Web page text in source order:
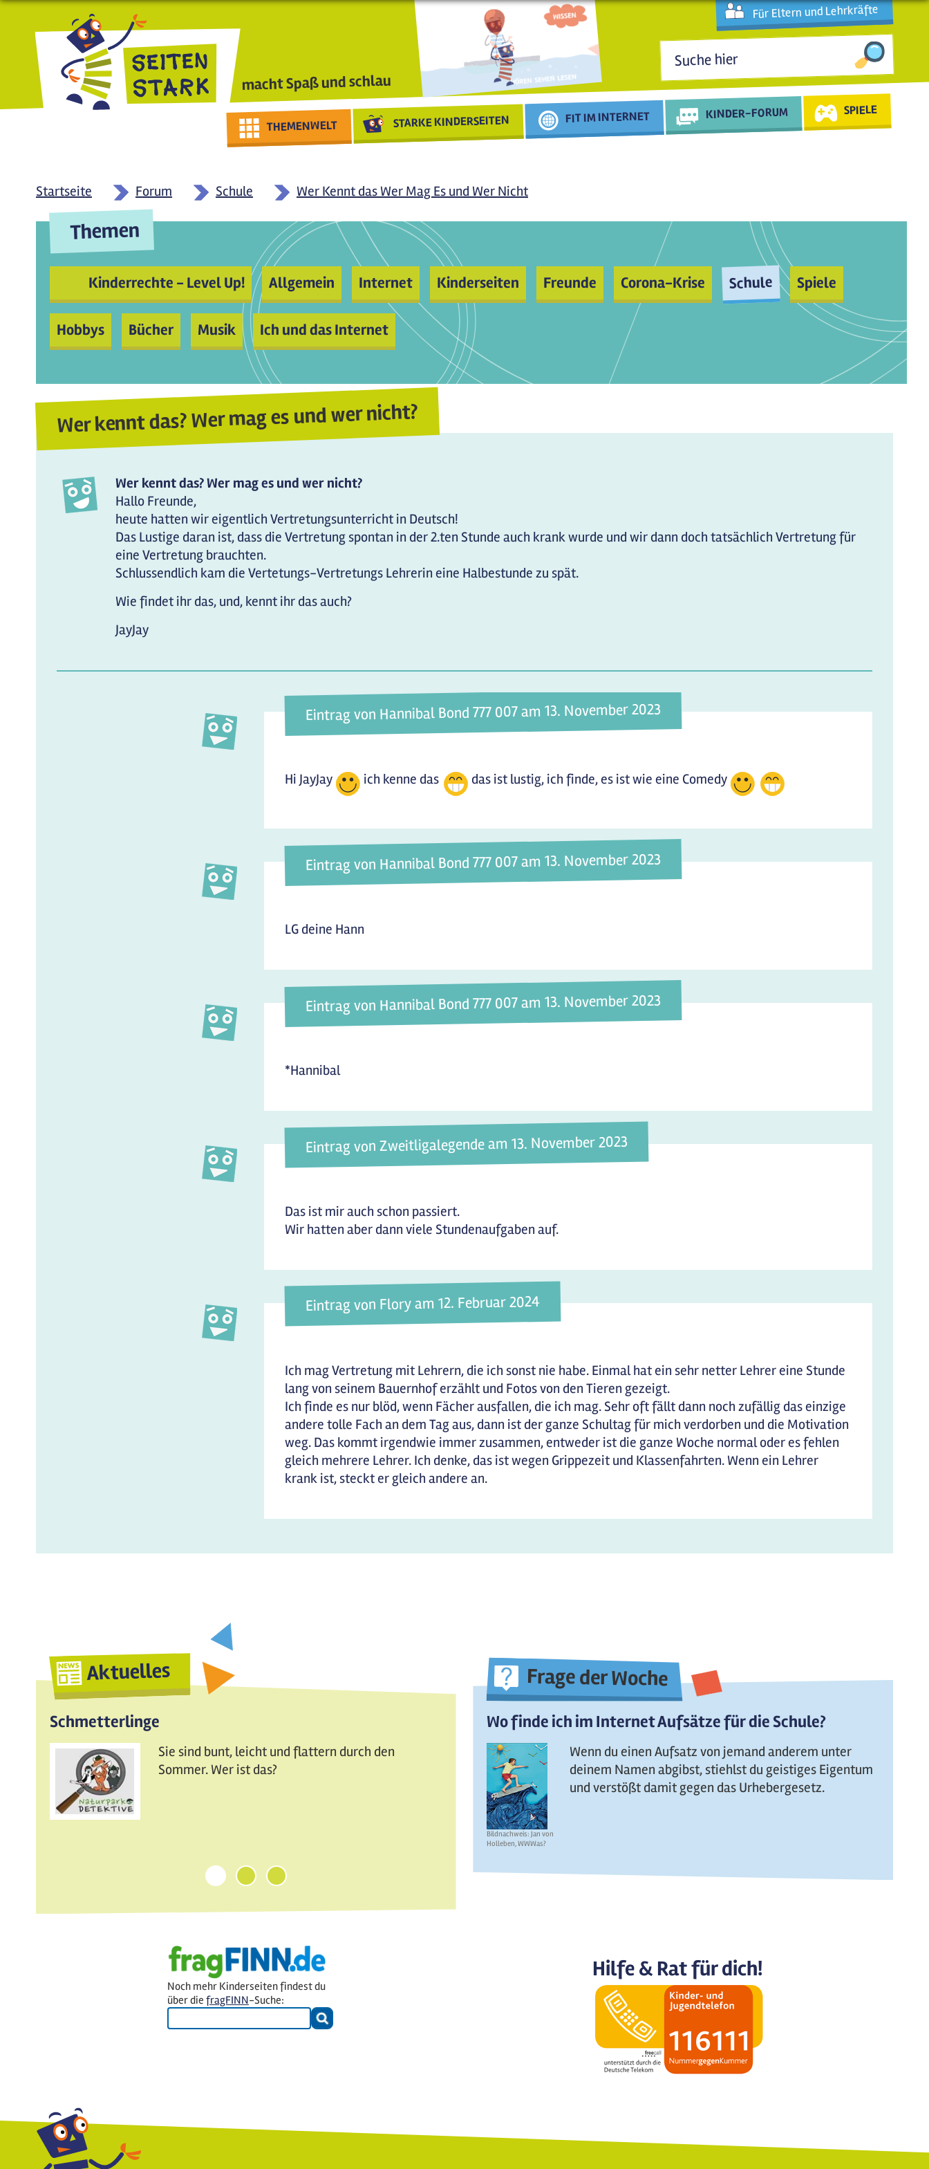
Direkt zum Inhalt
macht Spaß und schlau
Für Eltern und Lehrkräfte
Suchformular
THEMENWELT STARKE KINDERSEITEN FIT IM INTERNET KINDER-FORUM SPIELE
Startseite Forum Schule Wer Kennt das Wer Mag Es und Wer Nicht
Themen
Kinderrechte - Level Up! Allgemein Internet Kinderseiten Freunde Corona-Krise Schule Spiele
Hobbys Bücher Musik Ich und das Internet
Wer kennt das? Wer mag es und wer nicht?
Wer kennt das? Wer mag es und wer nicht?
Hallo Freunde,
heute hatten wir eigentlich Vertretungsunterricht in Deutsch!
Das Lustige daran ist, dass die Vertretung spontan in der 2.ten Stunde auch krank wurde und wir dann doch tatsächlich Vertretung für
eine Vertretung brauchten.
Schlussendlich kam die Vertetungs-Vertretungs Lehrerin eine Halbestunde zu spät.
Wie findet ihr das, und, kennt ihr das auch?
JayJay
Eintrag von Hannibal Bond 777 007 am 13. November 2023
Hi JayJay ich kenne das das ist lustig, ich finde, es ist wie eine Comedy
Eintrag von Hannibal Bond 777 007 am 13. November 2023
LG deine Hann
Eintrag von Hannibal Bond 777 007 am 13. November 2023
*Hannibal
Eintrag von Zweitligalegende am 13. November 2023
Das ist mir auch schon passiert.
Wir hatten aber dann viele Stundenaufgaben auf.
Eintrag von Flory am 12. Februar 2024
Ich mag Vertretung mit Lehrern, die ich sonst nie habe. Einmal hat ein sehr netter Lehrer eine Stunde
lang von seinem Bauernhof erzählt und Fotos von den Tieren gezeigt.
Ich finde es nur blöd, wenn Fächer ausfallen, die ich mag. Sehr oft fällt dann noch zufällig das einzige
andere tolle Fach an dem Tag aus, dann ist der ganze Schultag für mich verdorben und die Motivation
weg. Das kommt irgendwie immer zusammen, entweder ist die ganze Woche normal oder es fehlen
gleich mehrere Lehrer. Ich denke, das ist wegen Grippezeit und Klassenfahrten. Wenn ein Lehrer
krank ist, steckt er gleich andere an.
Aktuelles
Schmetterlinge
Sie sind bunt, leicht und flattern durch den
Sommer. Wer ist das?
2 3
Frage der Woche
Wo finde ich im Internet Aufsätze für die Schule?
Bildnachweis: Jan von
Holleben, WWWas?
Wenn du einen Aufsatz von jemand anderem unter
deinem Namen abgibst, stiehlst du geistiges Eigentum
und verstößt damit gegen das Urhebergesetz.
Noch mehr Kinderseiten findest du
über die fragFINN-Suche:
Hilfe & Rat für dich!